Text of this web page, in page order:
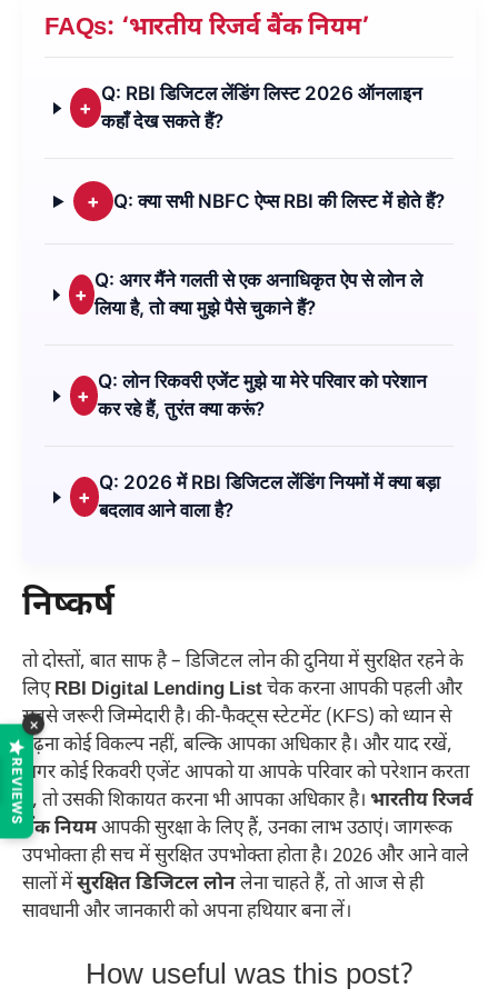
FAQs: ‘भारतीय रिजर्व बैंक नियम’
+
Q: RBI डिजिटल लेंडिंग लिस्ट 2026 ऑनलाइन
कहाँ देख सकते हैं?
+ Q: क्या सभी NBFC ऐप्स RBI की लिस्ट में होते हैं?
+
Q: अगर मैंने गलती से एक अनाधिकृत ऐप से लोन ले
लिया है, तो क्या मुझे पैसे चुकाने हैं?
+
Q: लोन रिकवरी एजेंट मुझे या मेरे परिवार को परेशान
कर रहे हैं, तुरंत क्या करूं?
+
Q: 2026 में RBI डिजिटल लेंडिंग नियमों में क्या बड़ा
बदलाव आने वाला है?
निष्कर्ष
तो दोस्तों, बात साफ है – डिजिटल लोन की दुनिया में सुरक्षित रहने के
लिएRBI Digital Lending Listचेक करना आपकी पहली और
सबसे जरूरी जिम्मेदारी है। की-फैक्ट्स स्टेटमेंट (KFS) को ध्यान से
पढ़ना कोई विकल्प नहीं, बल्कि आपका अधिकार है। और याद रखें,
अगर कोई रिकवरी एजेंट आपको या आपके परिवार को परेशान करता
है, तो उसकी शिकायत करना भी आपका अधिकार है। भारतीय रिजर्व
बैंक नियमआपकी सुरक्षा के लिए हैं, उनका लाभ उठाएं। जागरूक
उपभोक्ता ही सच में सुरक्षित उपभोक्ता होता है। 2026 और आने वाले
सालों मेंसुरक्षित डिजिटल लोनलेना चाहते हैं, तो आज से ही
सावधानी और जानकारी को अपना हथियार बना लें।
How useful was this post?
REVIEWS
×